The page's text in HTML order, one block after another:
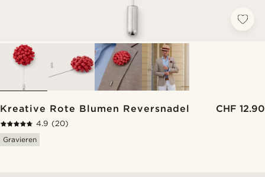
Kreative Rote Blumen Reversnadel CHF 12.90
4.9 (20)
Gravieren